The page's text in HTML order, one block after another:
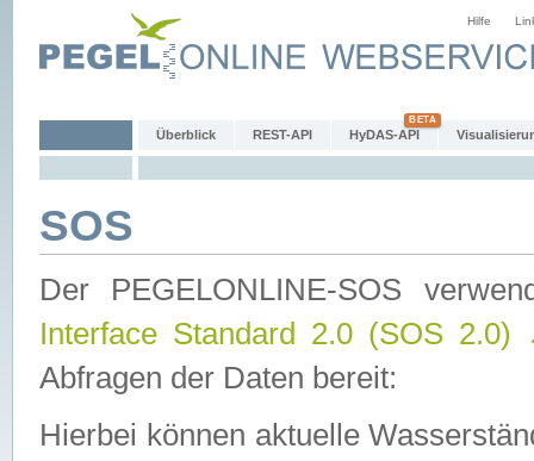
Hilfe
Überblick REST-API HyDAS-API
SOS
Der PEGELONLINE-SOS
Interface Standard 2.0 (SOS 2.0)
Abfragen der Daten bereit:
Hierbei können aktuelle